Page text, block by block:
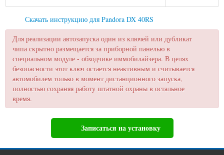
Скачать инструкцию для Pandora DX 40RS
Для реализации автозапуска один из ключей или дубликат
чипа скрытно размещается за приборной панелью в
специальном модуле - обходчике иммобилайзера. В целях
безопасности этот ключ остается неактивным и считывается
автомобилем только в момент дистанционного запуска,
полностью сохраняя работу штатной охраны в остальное
время.
Записаться на установку